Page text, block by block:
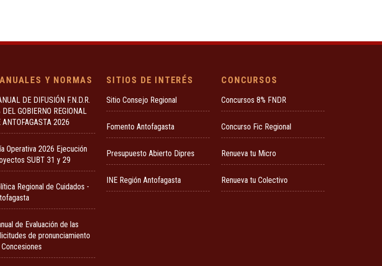
Y NORMAS
DE DIFUSIÓN F.N.D.R.
DEL GOBIERNO REGIONAL
ANTOFAGASTA 2026
Operativa 2026 Ejecución
SUBT 31 y 29
Regional de Cuidados -
de Evaluación de las
de pronunciamiento
SITIOS DE INTERÉS
Sitio Consejo Regional
Fomento Antofagasta
Presupuesto Abierto Dipres
INE Región Antofagasta
CONCURSOS
Concursos 8% FNDR
Concurso Fic Regional
Renueva tu Micro
Renueva tu Colectivo